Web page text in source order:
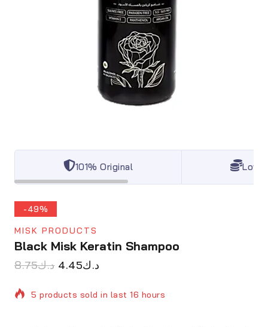
101% Original
-49%
MISK PRODUCTS
Black Misk Keratin Shampoo
د.ك8.75 د.ك4.45
5 products sold in last 16 hours